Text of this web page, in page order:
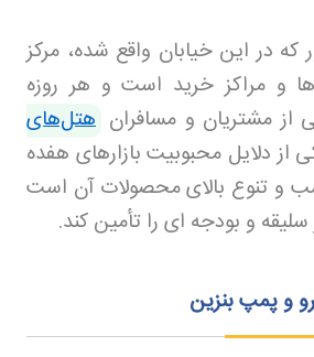
که در این خیابان واقع شده، مرکز
و مراکز خرید است و هر روزه
از مشتریان و مسافران هتل‌های
از دلایل محبوبیت بازارهای هفده
و تنوع بالای محصولات آن است
و بودجه ای را تأمین کند.
و پمپ بنزین